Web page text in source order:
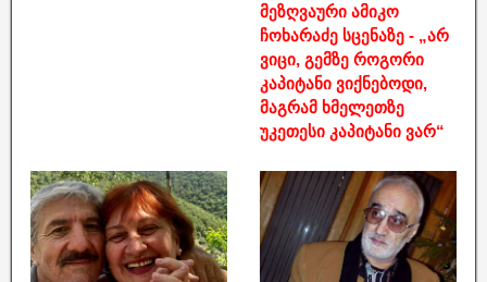
მეზღვაური ამიკო
ჩოხარაძე სცენაზე - „არ
ვიცი, გემზე როგორი
კაპიტანი ვიქნებოდი,
მაგრამ ხმელეთზე
უკეთესი კაპიტანი ვარ“